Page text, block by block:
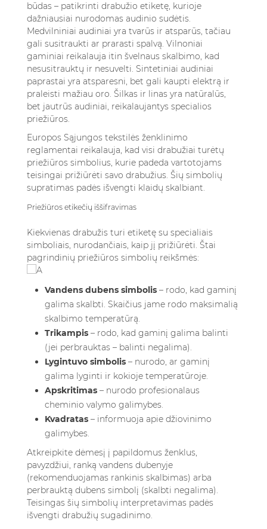
būdas – patikrinti drabužio etiketę, kurioje
dažniausiai nurodomas audinio sudėtis.
Medvilniniai audiniai yra tvarūs ir atsparūs, tačiau
gali susitraukti ar prarasti spalvą. Vilnoniai
gaminiai reikalauja itin švelnaus skalbimo, kad
nesusitrauktų ir nesuvelti. Sintetiniai audiniai
paprastai yra atsparesni, bet gali kaupti elektrą ir
praleisti mažiau oro. Šilkas ir linas yra natūralūs,
bet jautrūs audiniai, reikalaujantys specialios
priežiūros.
Europos Sąjungos tekstilės ženklinimo
reglamentai reikalauja, kad visi drabužiai turėtų
priežiūros simbolius, kurie padeda vartotojams
teisingai prižiūrėti savo drabužius. Šių simbolių
supratimas padės išvengti klaidų skalbiant.
Priežiūros etikečių iššifravimas
Kiekvienas drabužis turi etiketę su specialiais
simboliais, nurodančiais, kaip jį prižiūrėti. Štai
pagrindinių priežiūros simbolių reikšmės:
Vandens dubens simbolis – rodo, kad gaminį
galima skalbti. Skaičius jame rodo maksimalią
skalbimo temperatūrą.
Trikampis – rodo, kad gaminį galima balinti
(jei perbrauktas – balinti negalima).
Lygintuvo simbolis – nurodo, ar gaminį
galima lyginti ir kokioje temperatūroje.
Apskritimas – nurodo profesionalaus
cheminio valymo galimybes.
Kvadratas – informuoja apie džiovinimo
galimybes.
Atkreipkite dėmesį į papildomus ženklus,
pavyzdžiui, ranką vandens dubenyje
(rekomenduojamas rankinis skalbimas) arba
perbrauktą dubens simbolį (skalbti negalima).
Teisingas šių simbolių interpretavimas padės
išvengti drabužių sugadinimo.